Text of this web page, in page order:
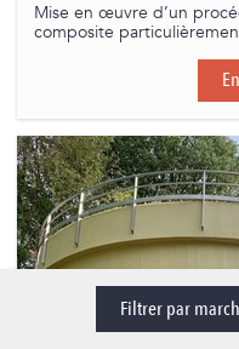
Filtrer par
Mise en œuvre d’un
composite